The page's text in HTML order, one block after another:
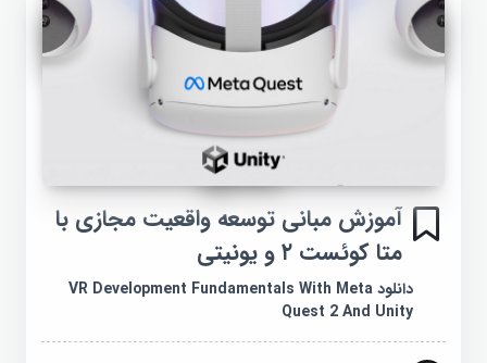
آموزش مبانی توسعه واقعیت مجازی با
متا کوئست ۲ و یونیتی
دانلود VR Development Fundamentals With Meta
Quest 2 And Unity